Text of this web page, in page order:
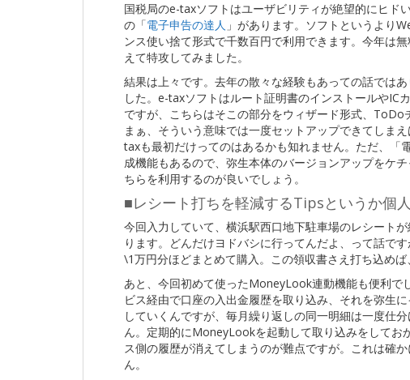
国税局のe-taxソフトはユーザビリティが絶望的にヒド
の「電子申告の達人 」があります。ソフトというより
ンス使い捨て形式で千数百円で利用できます。今年は
えて特攻してみました。
結果は上々です。去年の散々な経験もあっての話では
した。e-taxソフトはルート証明書のインストールやIC
ですが、こちらはそこの部分をウィザード形式、ToDo
まぁ、そういう意味では一度セットアップできてしま
taxも最初だけってのはあるかも知れません。ただ、「
成機能もあるので、弥生本体のバージョンアップをケ
ちらを利用するのが良いでしょう。
■レシート打ちを軽減するTipsというか個
今回入力していて、横浜駅西口地下駐車場のレシート
ります。どんだけヨドバシに行ってんだよ、って話で
\1万円分ほどまとめて購入。この領収書さえ打ち込めば
あと、今回初めて使ったMoneyLook連動機能も便利
ビス経由で口座の入出金履歴を取り込み、それを弥生
していくんですが、毎月繰り返しの同一明細は一度仕
ん。定期的にMoneyLookを起動して取り込みをしてお
ス側の履歴が消えてしまうのが難点ですが。これは確
ん。